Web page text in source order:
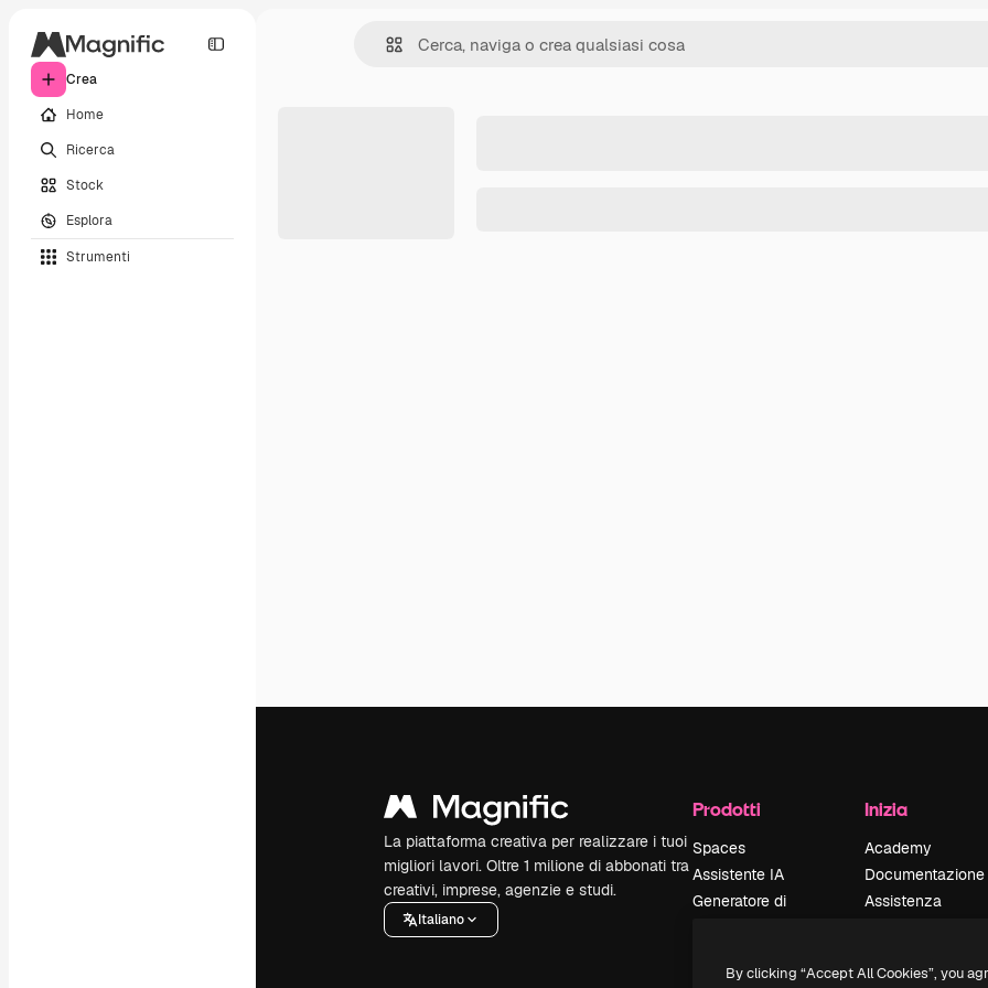
Crea
Home
Ricerca
Stock
Esplora
Strumenti
La piattaforma creativa per realizzare i tuoi
migliori lavori. Oltre 1 milione di abbonati tra
creativi, imprese, agenzie e studi.
Italiano
Prodotti
Spaces
Assistente IA
Generatore di
Inizia
Academy
Documentazione
Assistenza
Politica sulla
By clicking “Accept All Cookies”, you